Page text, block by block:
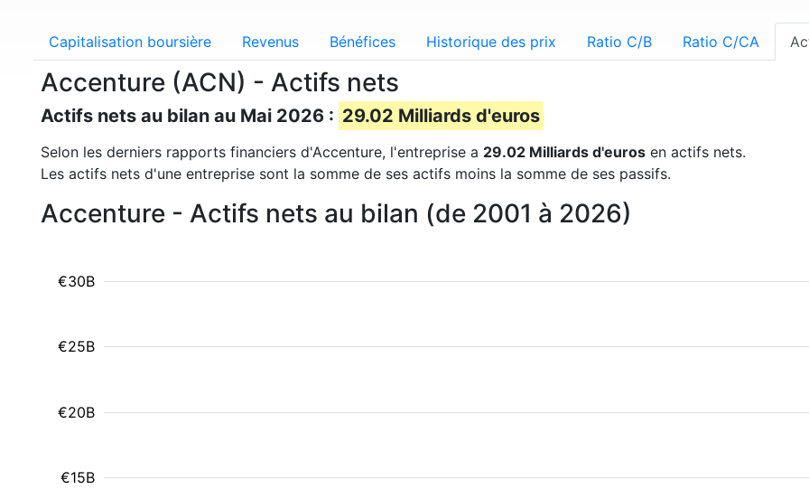
Capitalisation boursière Revenus Bénéfices Historique des prix Ratio C/B Ratio C/CA
Accenture (ACN) - Actifs nets
Actifs nets au bilan au Mai 2026 : 29.02 Milliards d'euros
Selon les derniers rapports financiers d'Accenture, l'entreprise a 29.02 Milliards d'euros en actifs nets.
Les actifs nets d'une entreprise sont la somme de ses actifs moins la somme de ses passifs.
Accenture - Actifs nets au bilan (de 2001 à 2026)
€15B
€20B
€25B
€30B